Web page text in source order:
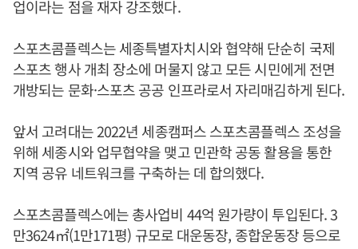
업이라는 점을 재자 강조했다.
스포츠콤플렉스는 세종특별자치시와 협약해 단순히 국제
스포츠 행사 개최 장소에 머물지 않고 모든 시민에게 전면
개방되는 문화·스포츠 공공 인프라로서 자리매김하게 된다.
앞서 고려대는 2022년 세종캠퍼스 스포츠콤플렉스 조성을
위해 세종시와 업무협약을 맺고 민관학 공동 활용을 통한
지역 공유 네트워크를 구축하는 데 합의했다.
스포츠콤플렉스에는 총사업비 44억 원가량이 투입된다. 3
만3624㎡(1만171평) 규모로 대운동장, 종합운동장 등으로